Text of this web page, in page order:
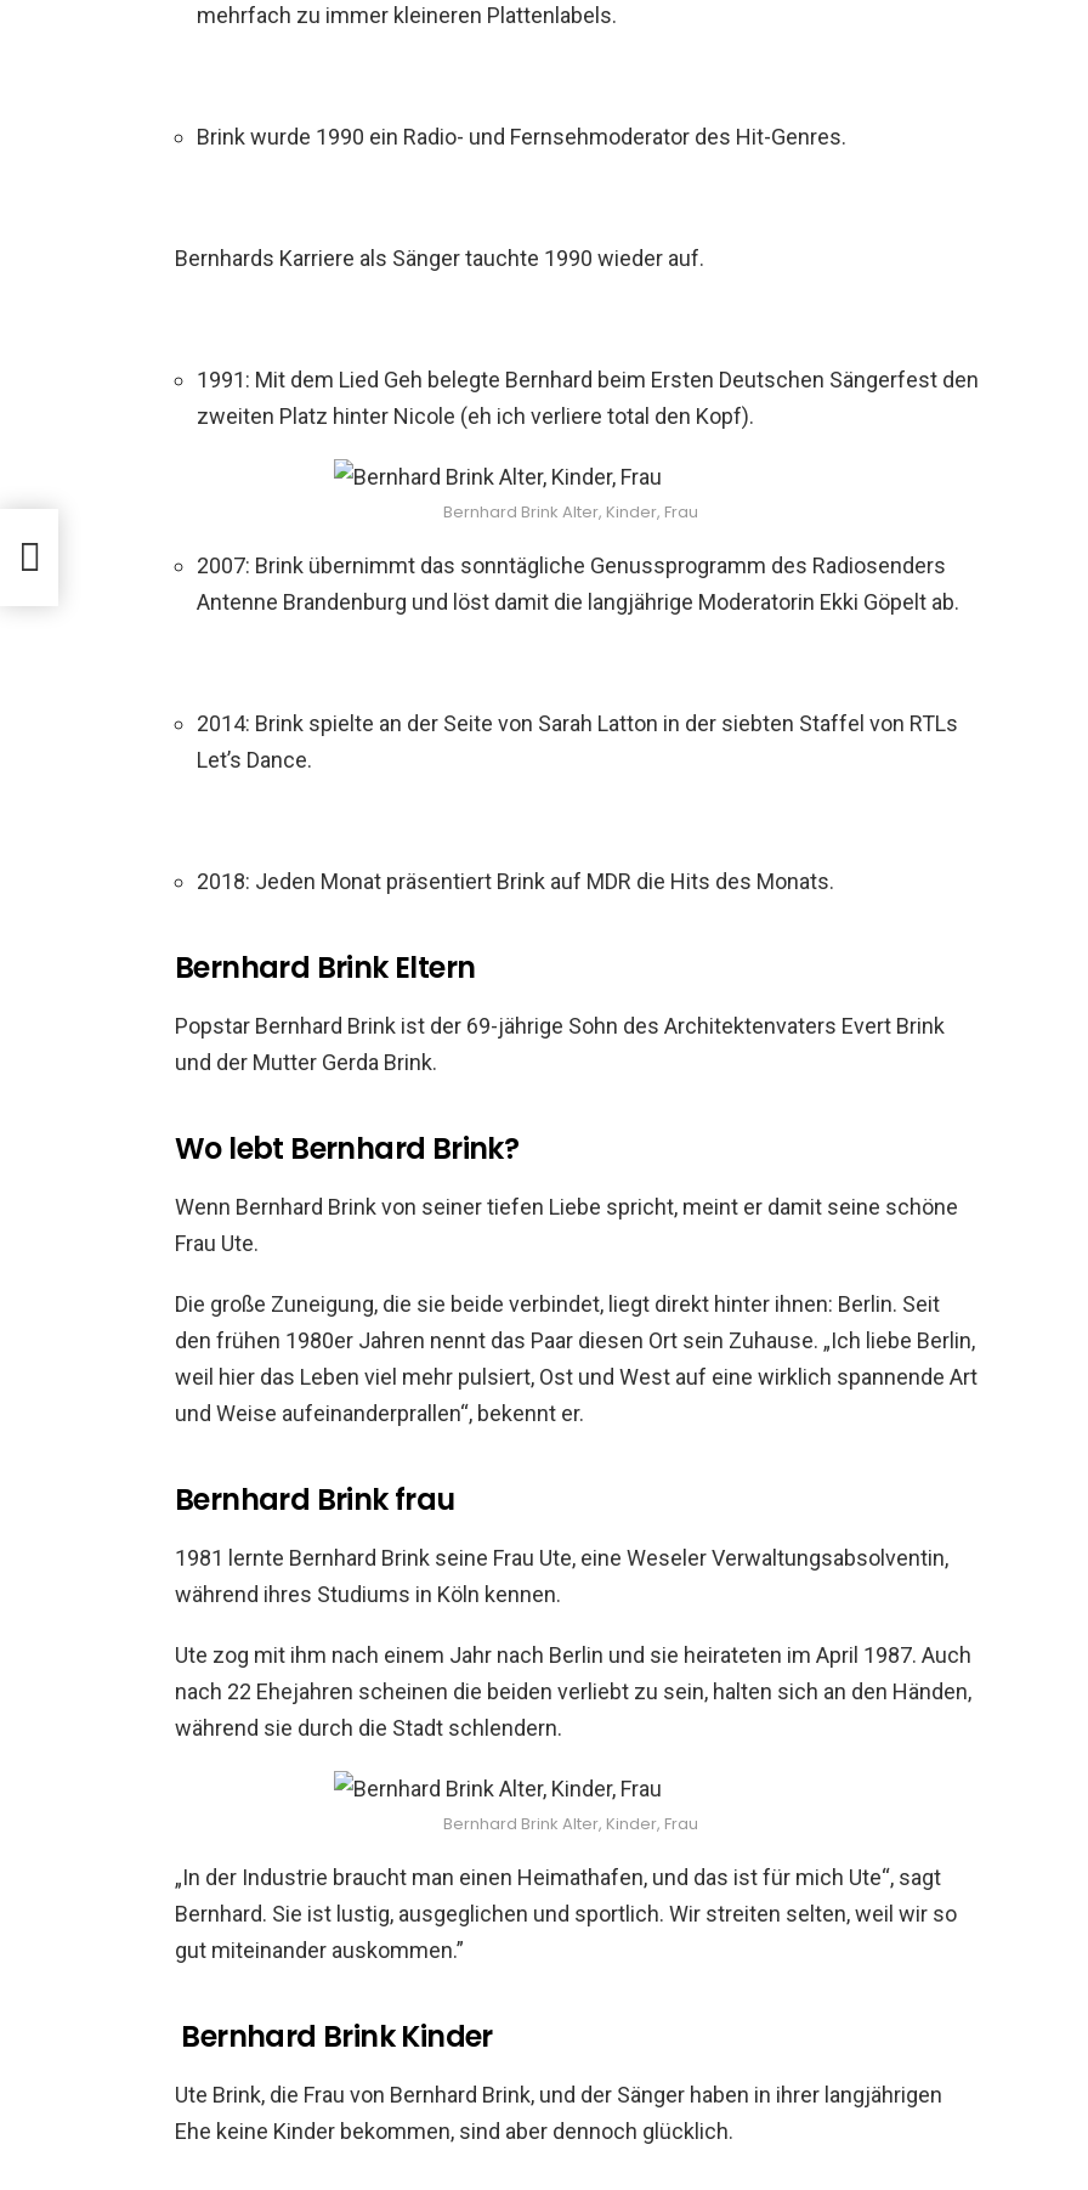
mehrfach zu immer kleineren Plattenlabels.
Brink wurde 1990 ein Radio- und Fernsehmoderator des Hit-Genres.
Bernhards Karriere als Sänger tauchte 1990 wieder auf.
1991: Mit dem Lied Geh belegte Bernhard beim Ersten Deutschen Sängerfest den
zweiten Platz hinter Nicole (eh ich verliere total den Kopf).
Bernhard Brink Alter, Kinder, Frau
2007: Brink übernimmt das sonntägliche Genussprogramm des Radiosenders
Antenne Brandenburg und löst damit die langjährige Moderatorin Ekki Göpelt ab.
2014: Brink spielte an der Seite von Sarah Latton in der siebten Staffel von RTLs
Let’s Dance.
2018: Jeden Monat präsentiert Brink auf MDR die Hits des Monats.
Bernhard Brink Eltern
Popstar Bernhard Brink ist der 69-jährige Sohn des Architektenvaters Evert Brink
und der Mutter Gerda Brink.
Wo lebt Bernhard Brink?
Wenn Bernhard Brink von seiner tiefen Liebe spricht, meint er damit seine schöne
Frau Ute.
Die große Zuneigung, die sie beide verbindet, liegt direkt hinter ihnen: Berlin. Seit
den frühen 1980er Jahren nennt das Paar diesen Ort sein Zuhause. „Ich liebe Berlin,
weil hier das Leben viel mehr pulsiert, Ost und West auf eine wirklich spannende Art
und Weise aufeinanderprallen“, bekennt er.
Bernhard Brink frau
1981 lernte Bernhard Brink seine Frau Ute, eine Weseler Verwaltungsabsolventin,
während ihres Studiums in Köln kennen.
Ute zog mit ihm nach einem Jahr nach Berlin und sie heirateten im April 1987. Auch
nach 22 Ehejahren scheinen die beiden verliebt zu sein, halten sich an den Händen,
während sie durch die Stadt schlendern.
Bernhard Brink Alter, Kinder, Frau
„In der Industrie braucht man einen Heimathafen, und das ist für mich Ute“, sagt
Bernhard. Sie ist lustig, ausgeglichen und sportlich. Wir streiten selten, weil wir so
gut miteinander auskommen.”
Bernhard Brink Kinder
Ute Brink, die Frau von Bernhard Brink, und der Sänger haben in ihrer langjährigen
Ehe keine Kinder bekommen, sind aber dennoch glücklich.